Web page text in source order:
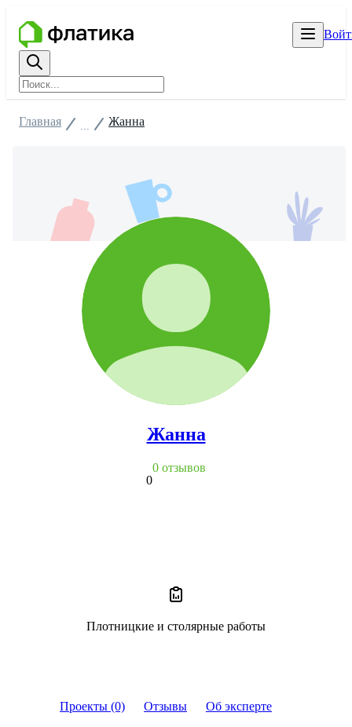
Проекты (0) Отзывы Об эксперте
Главная Жанна
Жанна
0
0 отзывов
Плотницкие и столярные работы